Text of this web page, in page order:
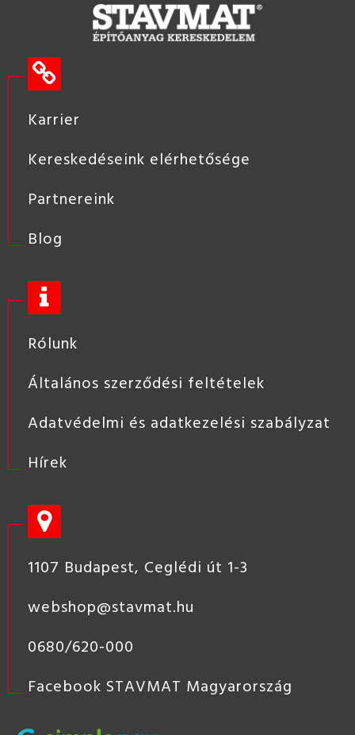
Karrier
Kereskedéseink elérhetősége
Partnereink
Blog
Rólunk
Általános szerződési feltételek
Adatvédelmi és adatkezelési szabályzat
Hírek
1107 Budapest, Ceglédi út 1-3
webshop@stavmat.hu
0680/620-000
Facebook STAVMAT Magyarország